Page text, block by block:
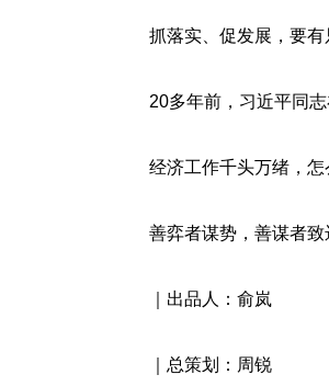
抓落实、促发展，要有
20多年前，习近平同志在
经济工作千头万绪，怎么
善弈者谋势，善谋者致远
｜出品人：俞岚
｜总策划：周锐